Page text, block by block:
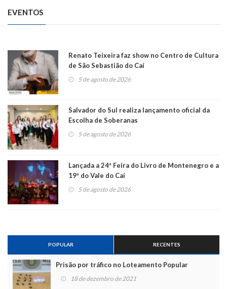
EVENTOS
Renato Teixeira faz show no Centro de Cultura
de São Sebastião do Caí
5 de agosto de 2026
Salvador do Sul realiza lançamento oficial da
Escolha de Soberanas
5 de agosto de 2026
Lançada a 24ª Feira do Livro de Montenegro e a
19ª do Vale do Caí
5 de agosto de 2026
POPULAR RECENTES
Prisão por tráfico no Loteamento Popular
18 de dezembro de 2021